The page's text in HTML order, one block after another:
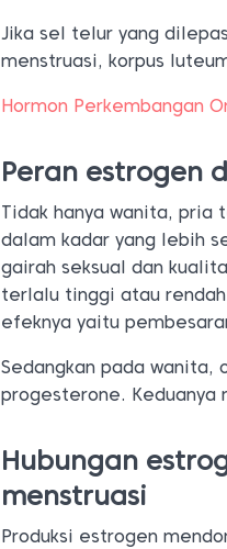
Jika sel telur yang
menstruasi, korpus
Hormon Perkembangan
Peran estrogen
Tidak hanya wanita, pria
dalam kadar yang lebih
gairah seksual dan
terlalu tinggi atau
efeknya yaitu
Sedangkan pada wanita,
progesterone. Keduanya
Hubungan
menstruasi
Produksi estrogen